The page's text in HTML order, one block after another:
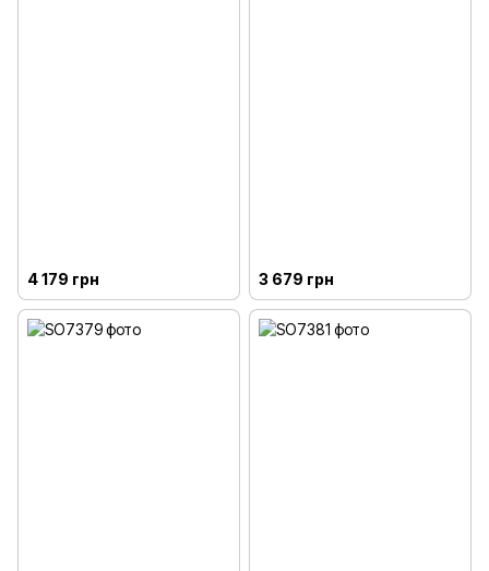
4 179 грн 3 679 грн